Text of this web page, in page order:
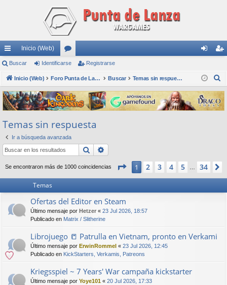
nl
ac
es
rá
pi
do
s
Inicio (Web)
or
os nti
fic
ar
ist
ra
rs
Buscar Identificarse Registrarse
Inicio (Web) Foro Punta de Lanza Wargames Buscar Temas sin respuesta
s
c
Temas sin respuesta
Ir a búsqueda avanzada
Buscar
Se encontraron más de 1000 coincidencias Página de 34
1 2 3 4 5 34
Temas
Ofertas del Editor en Steam
Último mensaje por Hetzer « 23 Jul 2026, 18:57
Publicado en Matrix / Slitherine
Librojuego 📒 Patrulla en Vietnam, pronto en Verkami
Último mensaje por ErwinRommel « 23 Jul 2026, 12:45
Publicado en KickStarters, Verkamis, Patreons
Kriegsspiel ~ 7 Years' War campaña kickstarter
Último mensaje por Yoye101 « 20 Jul 2026, 17:33